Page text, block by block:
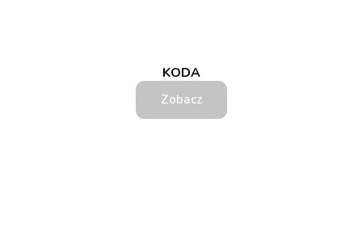
KODA
Zobacz